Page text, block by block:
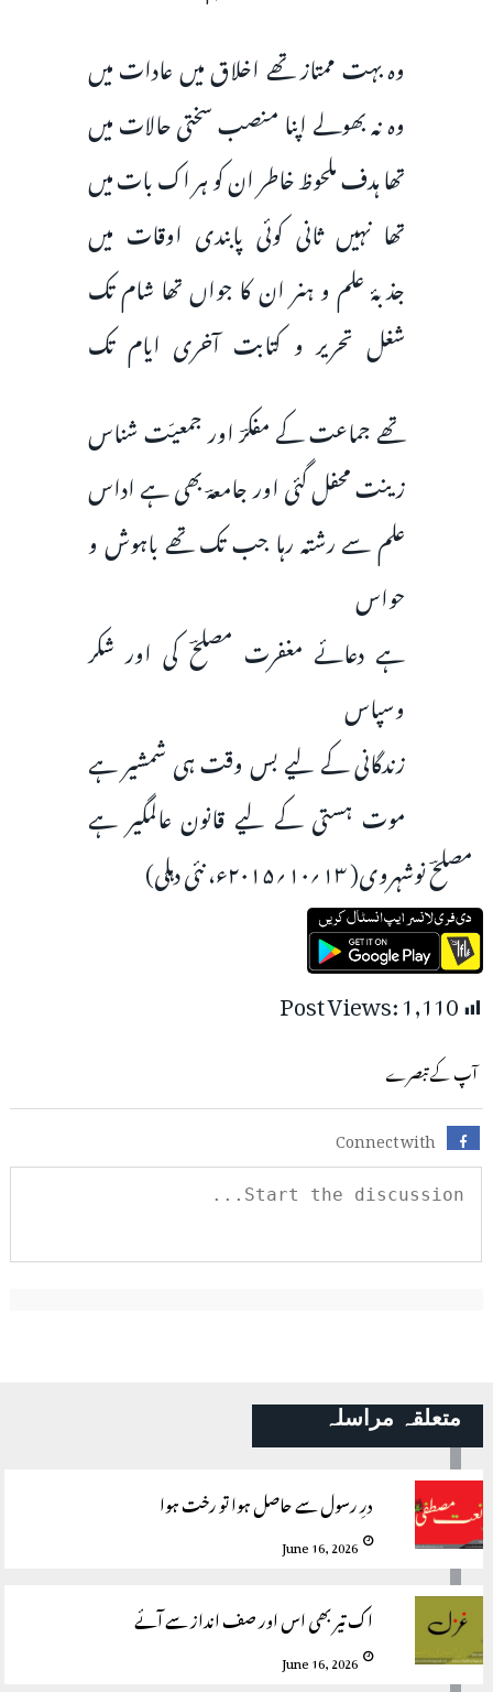
وہ بہت ممتاز تھے اخلاق میں عادات میں
وہ نہ بھولے اپنا منصب سختی حالات میں
تھا ہدف ملحوظ خاطر ان کو ہر اک بات میں
تھا نہیں ثانی کوئی پابندی اوقات میں
جذبۂ علم و ہنر ان کا جواں تھا شام تک
شغل تحریر و کتابت آخری ایام تک
تھے جماعت کے مفکرؔ اور جمعیّت شناس
زینت محفل گئی اور جامعہؔ بھی ہے اداس
علم سے رشتہ رہا جب تک تھے باہوش و
حواس
ہے دعائے مغفرت مصلحؔ کی اور شکر
وسپاس
زندگانی کے لیے بس وقت ہی شمشیر ہے
موت ہستی کے لیے قانون عالمگیر ہے
مصلحؔ نوشہروی( ۱۳؍۱۰؍۲۰۱۵ء، نئی دہلی)
Post Views:1,110
آپ کے تبصرے
Connect with
متعلقہ مراسلہ
درِ رسول سے حاصل ہوا تو رخت ہوا
June 16, 2026
اک تیر بھی اس اور صف انداز سے آئے
June 16, 2026